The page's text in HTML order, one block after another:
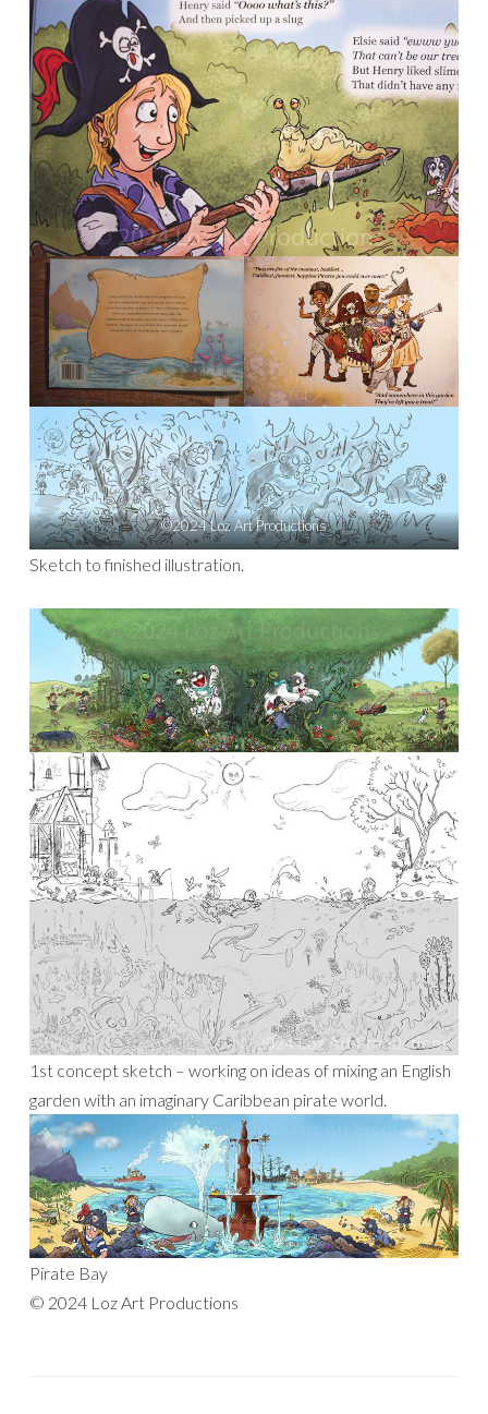
©2024 Loz Art Productions
Sketch to finished illustration.
1st concept sketch – working on ideas of mixing an English
garden with an imaginary Caribbean pirate world.
Pirate Bay
© 2024 Loz Art Productions